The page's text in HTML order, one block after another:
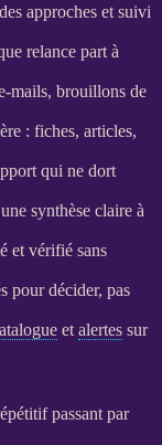
approches et suivi
relancepart à
mails, brouillons de
: fiches, articles,
qui ne dort
synthèse claire à
et vérifié sans
pour décider, pas
et alertessur
passant par